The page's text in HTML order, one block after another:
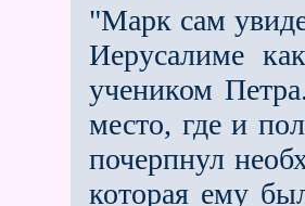
"Марк сам
Иерусалиме
учеником
место, где и
почерпнул
которая ему